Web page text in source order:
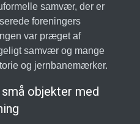
samvær, der er
foreningers
var præget af
samvær og mange
og jernbanemærker.
objekter med